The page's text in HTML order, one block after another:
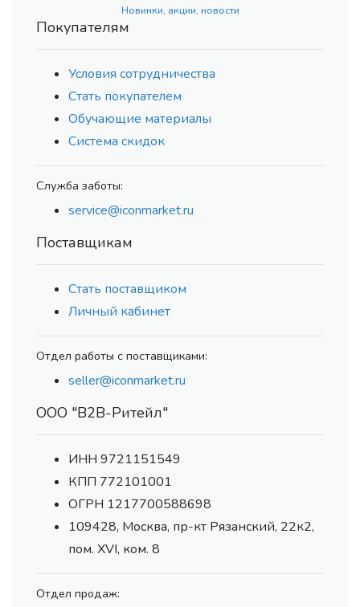
Новинки, акции, новости
Покупателям
Условия сотрудничества
Стать покупателем
Обучающие материалы
Система скидок
Служба заботы:
service@iconmarket.ru
Поставщикам
Стать поставщиком
Личный кабинет
Отдел работы с поставщиками:
seller@iconmarket.ru
ООО "В2В-Ритейл"
ИНН 9721151549
КПП 772101001
ОГРН 1217700588698
109428, Москва, пр-кт Рязанский, 22к2,
пом. XVI, ком. 8
Отдел продаж: